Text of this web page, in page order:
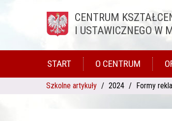
Przejdź do treści
CENTRUM
I USTAWICZNEGO W
START O CENTRUM
Szkolne artykuły 2024 Formy